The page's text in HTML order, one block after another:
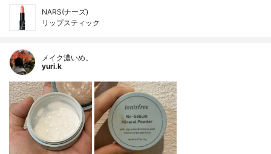
NARS(ナーズ)
リップスティック
メイク濃いめ。
yuri.k